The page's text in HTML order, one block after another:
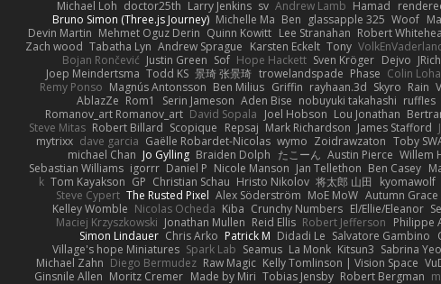
Michael Loh doctor25th Larry Jenkins sv Andrew Lamb Hamad
Bruno Simon (Three.js Journey) Michelle Ma Ben glassapple 325 Woof
Devin Martin Mehmet Oguz Derin Quinn Kowitt Lee Stranahan Robert
Zach wood Tabatha Lyn Andrew Sprague Karsten Eckelt Tony
Bojan Rončević Justin Green Sof Hope Hackett Sven Kröger Dejvo
Joep Meindertsma Todd KS 景琦 张景琦 trowelandspade Phase Colin
Remy Ponso Magnús Antonsson Ben Milius Griffin rayhaan.3d Skyro Rain
AblazZe Rom1 Serin Jameson Aden Bise nobuyuki takahashi ruffles
Romanov_art Romanov_art David Sopala Joel Hobson Lou Jonathan
Steve Mitas Robert Billard Scopique Repsaj Mark Richardson James Stafford
mytrixx dave garcia Gaëlle Robardet-Nicolas wymo Zoidrawzaton Toby
michael Chan Jo Gylling Braiden Dolph たこーん Austin Pierce Willem
Sebastian Williams igorrr Daniel P Nicole Manson Jan Tellethon Ben Casey
k Tom Kayakson GP Christian Schau Hristo Nikolov 将太郎 山田 kyomawolf
Steve Cypert The Rusted Pixel Alex Söderström MoE MoW Autumn Grace
Kelley Womble Nicolas Ocheda Kiba Crunchy Numbers El/Ellie/Eleanor
Maciej Krzyszkowski Jonathan Mullen Reid Ellis Robert Jefferson Philippe
Simon Lindauer Chris Arko Patrick M Didadi Le Salvatore Gambino
Village's hope Miniatures Spark Lab Seamus La Monk Kitsun3 Sabrina
Michael Zahn Diego Bermudez Raw Magic Kelly Tomlinson | Vision Space
Ginsnile Allen Moritz Cremer Made by Miri Tobias Jensby Robert Bergman